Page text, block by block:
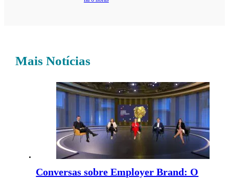
Mais Notícias
Conversas sobre Employer Brand: O